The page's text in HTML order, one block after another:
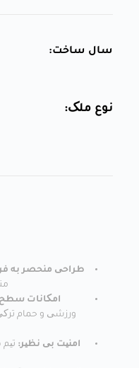
سال ساخت:
نوع ملک:
طراحی منحصر به
امکانات سطح
ورزشی و حمام
امنیت بی نظیر: